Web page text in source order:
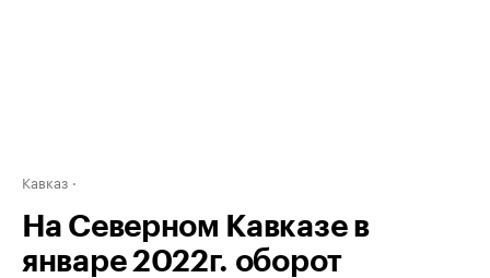
Кавказ
На Северном Кавказе в
январе 2022г. оборот